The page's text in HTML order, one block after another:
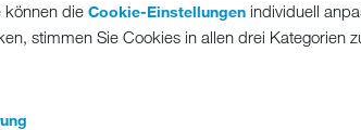
können die Cookie-Einstellungen individuell
stimmen Sie Cookies in allen drei Kategorien
tiempo